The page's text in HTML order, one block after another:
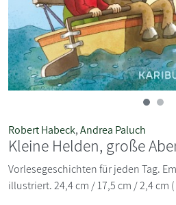
Robert Habeck,Andrea Paluch
Kleine Helden, große
Vorlesegeschichten für jeden Tag.
illustriert. 24,4 cm / 17,5 cm / 2,4 cm